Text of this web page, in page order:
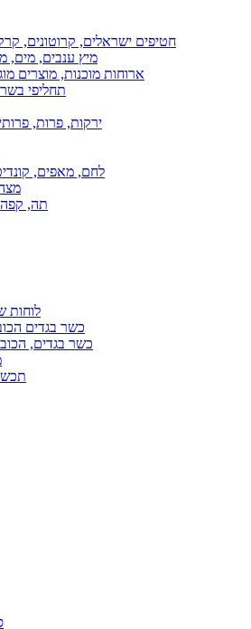
חטיפים ישראלים, קרוטונים,
מיץ ענבים, מים,
ארוחות מוכנות, מוצרים
תחליפי
ירקות, פרות,
לחם, מאפים,
תה,
לוחות
כשר בגדים
כשר בגדים,